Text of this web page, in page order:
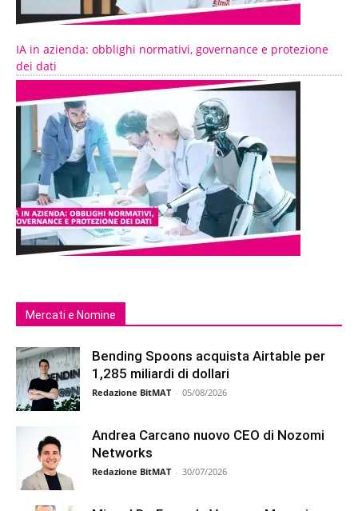
IA in azienda: obblighi normativi, governance e protezione
dei dati
Mercati e Nomine
Bending Spoons acquista Airtable per
1,285 miliardi di dollari
Redazione BitMAT - 05/08/2026
Andrea Carcano nuovo CEO di Nozomi
Networks
Redazione BitMAT - 30/07/2026